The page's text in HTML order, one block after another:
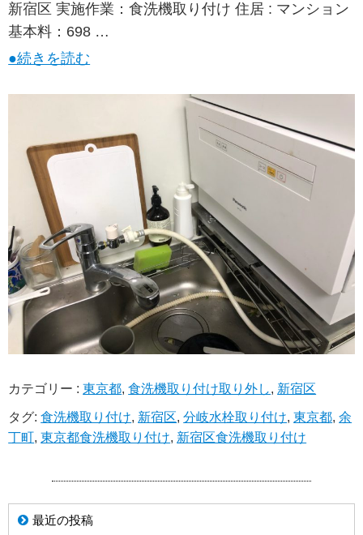
新宿区 実施作業：食洗機取り付け 住居 : マンション
基本料：698 …
●続きを読む
カテゴリー :東京都,食洗機取り付け取り外し, 新宿区
タグ:食洗機取り付け, 新宿区,分岐水栓取り付け,東京都,余
丁町,東京都食洗機取り付け, 新宿区食洗機取り付け
最近の投稿